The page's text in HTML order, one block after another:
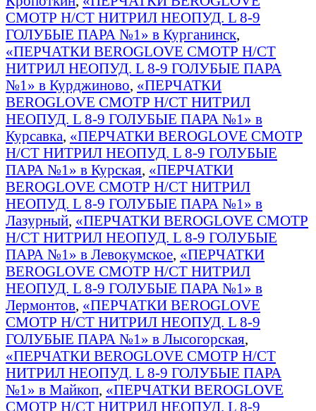
СМОТР Н/СТ НИТРИЛ НЕОПУД. L 8-9
ГОЛУБЫЕ ПАРА №1» в Курганинск,
«ПЕРЧАТКИ BEROGLOVE СМОТР Н/СТ
НИТРИЛ НЕОПУД. L 8-9 ГОЛУБЫЕ ПАРА
№1» в Курджиново, «ПЕРЧАТКИ
BEROGLOVE СМОТР Н/СТ НИТРИЛ
НЕОПУД. L 8-9 ГОЛУБЫЕ ПАРА №1» в
Курсавка, «ПЕРЧАТКИ BEROGLOVE СМОТР
Н/СТ НИТРИЛ НЕОПУД. L 8-9 ГОЛУБЫЕ
ПАРА №1» в Курская, «ПЕРЧАТКИ
BEROGLOVE СМОТР Н/СТ НИТРИЛ
НЕОПУД. L 8-9 ГОЛУБЫЕ ПАРА №1» в
Лазурный, «ПЕРЧАТКИ BEROGLOVE СМОТР
Н/СТ НИТРИЛ НЕОПУД. L 8-9 ГОЛУБЫЕ
ПАРА №1» в Левокумское, «ПЕРЧАТКИ
BEROGLOVE СМОТР Н/СТ НИТРИЛ
НЕОПУД. L 8-9 ГОЛУБЫЕ ПАРА №1» в
Лермонтов, «ПЕРЧАТКИ BEROGLOVE
СМОТР Н/СТ НИТРИЛ НЕОПУД. L 8-9
ГОЛУБЫЕ ПАРА №1» в Лысогорская,
«ПЕРЧАТКИ BEROGLOVE СМОТР Н/СТ
НИТРИЛ НЕОПУД. L 8-9 ГОЛУБЫЕ ПАРА
№1» в Майкоп, «ПЕРЧАТКИ BEROGLOVE
СМОТР Н/СТ НИТРИЛ НЕОПУД. L 8-9